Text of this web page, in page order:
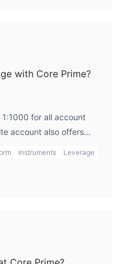
on the Core Prime
with Core Prime?
for all account
account also offers
on the instrument
high leverage can
Instruments
Leverage